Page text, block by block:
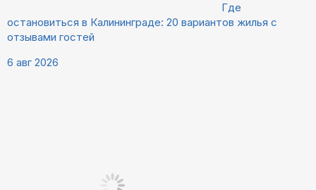
Где
остановиться в Калининграде: 20 вариантов жилья с
отзывами гостей
6 авг 2026